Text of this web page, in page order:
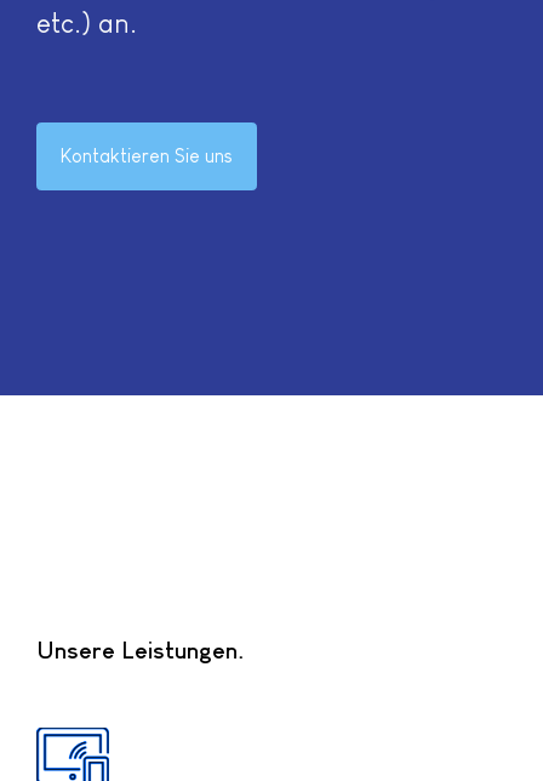
etc.) an.
Kontaktieren Sie uns
Unsere Leistungen